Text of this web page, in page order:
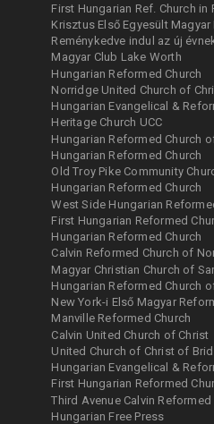
First Hungarian Ref. Church in
Krisztus Első Egyesült Magyar
Reménykedve indul az új
Magyar Club Lake Worth
Hungarian Reformed Church
Norridge United Church of
Hungarian Evangelical &
Heritage Church UCC
Hungarian Reformed Church
Hungarian Reformed Church
Old Troy Pike Community
Hungarian Reformed Church
West Side Hungarian
First Hungarian Reformed
Hungarian Reformed Church
Calvin Reformed Church of
Magyar Christian Church of
Hungarian Reformed Church
New York-i Első Magyar
Manville Reformed Church
Calvin United Church of Christ
United Church of Christ of
Hungarian Evangelical &
First Hungarian Reformed
Third Avenue Calvin Reformed
Hungarian Free Press